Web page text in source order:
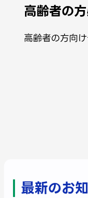
高齢者の
高齢者の方向
最新のお